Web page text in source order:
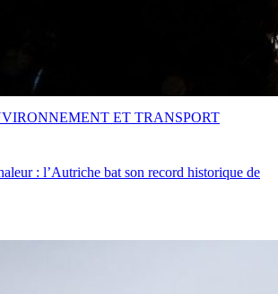
: l’Autriche bat son record historique de
ET TRANSPORT